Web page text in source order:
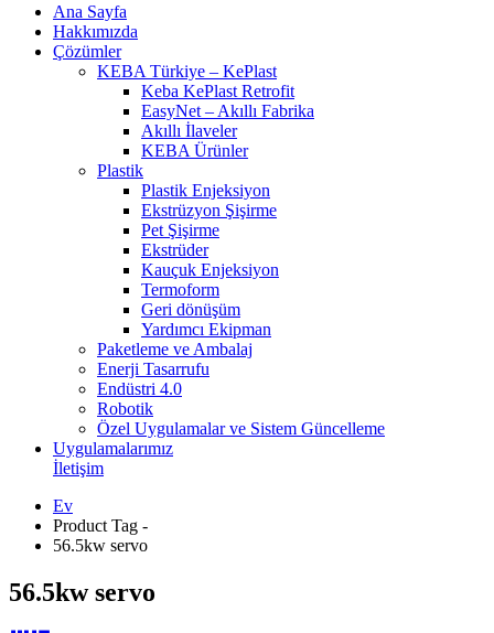
Ana Sayfa
Hakkımızda
Çözümler
KEBA Türkiye – KePlast
Keba KePlast Retrofit
EasyNet – Akıllı Fabrika
Akıllı İlaveler
KEBA Ürünler
Plastik
Plastik Enjeksiyon
Ekstrüzyon Şişirme
Pet Şişirme
Ekstrüder
Kauçuk Enjeksiyon
Termoform
Geri dönüşüm
Yardımcı Ekipman
Paketleme ve Ambalaj
Enerji Tasarrufu
Endüstri 4.0
Robotik
Özel Uygulamalar ve Sistem Güncelleme
Uygulamalarımız
İletişim
Ev
Product Tag -
56.5kw servo
56.5kw servo